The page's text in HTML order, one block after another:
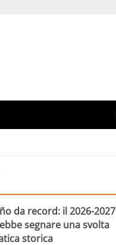
da record: il 2026-2027
segnare una svolta
storica